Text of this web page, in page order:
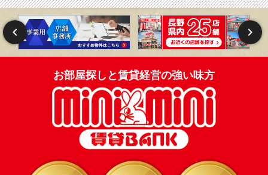
お部屋探しと賃貸経営の強い味方